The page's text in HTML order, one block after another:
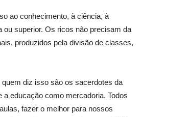
ao conhecimento, à ciência, à
ou superior. Os ricos não precisam da
produzidos pela divisão de classes,
diz isso são os sacerdotes da
educação como mercadoria. Todos
fazer o melhor para nossos